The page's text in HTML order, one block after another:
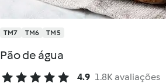
TM7 TM6 TM5
Pão de água
4.9 1.8K avaliações